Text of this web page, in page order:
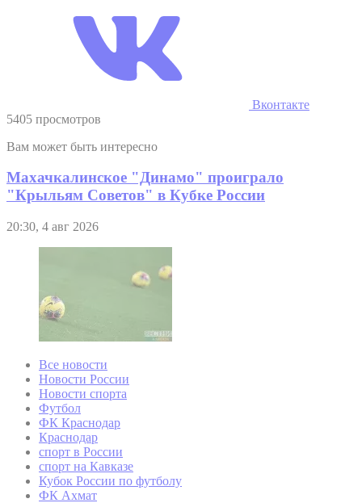
Вконтакте
5405 просмотров
Вам может быть интересно
Махачкалинское "Динамо" проиграло
"Крыльям Советов" в Кубке России
20:30, 4 авг 2026
Все новости
Новости России
Новости спорта
Футбол
ФК Краснодар
Краснодар
спорт в России
спорт на Кавказе
Кубок России по футболу
ФК Ахмат